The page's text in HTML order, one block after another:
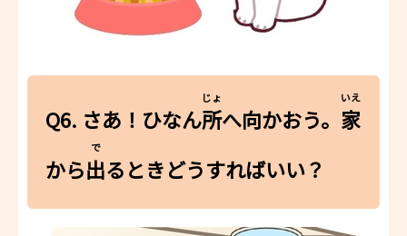
Q6. さあ！ひなん所
じょ
へ向かおう。 家
いえ
から出
で
るときどうすればいい？